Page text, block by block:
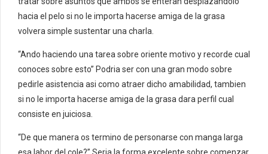
hacia el pelo si no le importa hacerse amiga de la grasa
volvera simple sustentar una charla.
“Ando haciendo una tarea sobre oriente motivo y recorde cual
conoces sobre esto” Podria ser con una gran modo sobre
pedirle asistencia asi­ como atraer dicho amabilidad, tambien
si no le importa hacerse amiga de la grasa dara perfil cual
consiste en juiciosa.
“De que manera os termino de personarse con manga larga